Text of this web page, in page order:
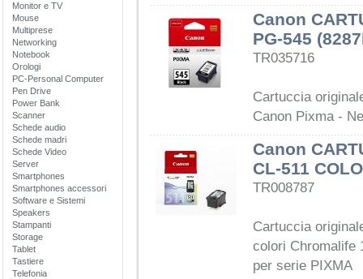
Monitor e TV
Mouse
Multiprese
Networking
Notebook
Orologi
PC-Personal Computer
Pen Drive
Power Bank
Scanner
Schede audio
Schede madri
Schede Video
Server
Smartphones
Smartphones accessori
Software e Sistemi
Speakers
Stampanti
Storage
Tablet
Tastiere
Telefonia
Canon
PG-545
TR035716
Cartuccia
Canon Pixma -
Canon
CL-511
TR008787
Cartuccia
colori Chromalife
per serie PIXMA